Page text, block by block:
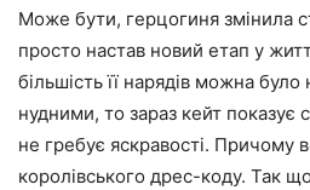
Може бути, герцогиня змінила
просто настав новий етап у
більшість її нарядів можна було
нудними, то зараз кейт показує
не гребує яскравості. Причому
королівського дрес-коду. Так